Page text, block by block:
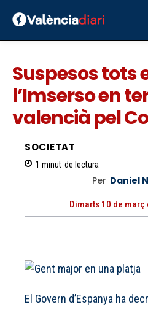
Suspesos tots
l’Imserso en
valencià pel
SOCIETAT
1 minut de lectura
Per Daniel
Dimarts 10 de març
El Govern d’Espanya ha